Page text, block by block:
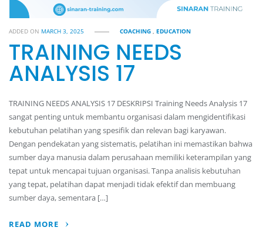
ADDED ON MARCH 3, 2025 COACHING ,EDUCATION
TRAINING NEEDS
ANALYSIS 17
TRAINING NEEDS ANALYSIS 17 DESKRIPSI Training Needs Analysis 17
sangat penting untuk membantu organisasi dalam mengidentifikasi
kebutuhan pelatihan yang spesifik dan relevan bagi karyawan.
Dengan pendekatan yang sistematis, pelatihan ini memastikan bahwa
sumber daya manusia dalam perusahaan memiliki keterampilan yang
tepat untuk mencapai tujuan organisasi. Tanpa analisis kebutuhan
yang tepat, pelatihan dapat menjadi tidak efektif dan membuang
sumber daya, sementara […]
READ MORE